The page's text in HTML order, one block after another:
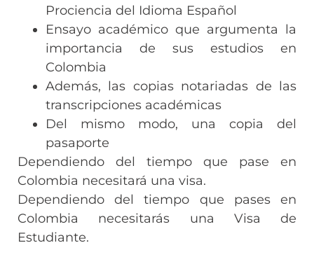
Prociencia del Idioma Español
Ensayo académico que argumenta la
importancia de sus estudios en
Colombia
Además, las copias notariadas de las
transcripciones académicas
Del mismo modo, una copia del
pasaporte
Dependiendo del tiempo que pase en
Colombia necesitará una visa.
Dependiendo del tiempo que pases en
Colombia necesitarás una Visa de
Estudiante.